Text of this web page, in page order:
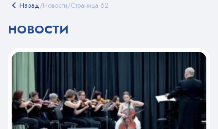
Назад/Новости/Страница 62
НОВОСТИ